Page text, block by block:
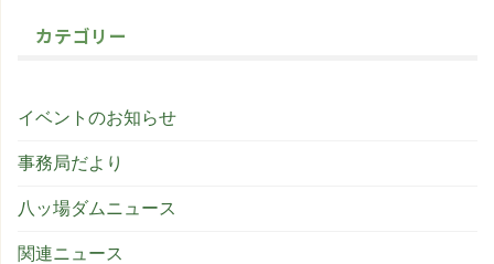
カテゴリー
イベントのお知らせ
事務局だより
八ッ場ダムニュース
関連ニュース